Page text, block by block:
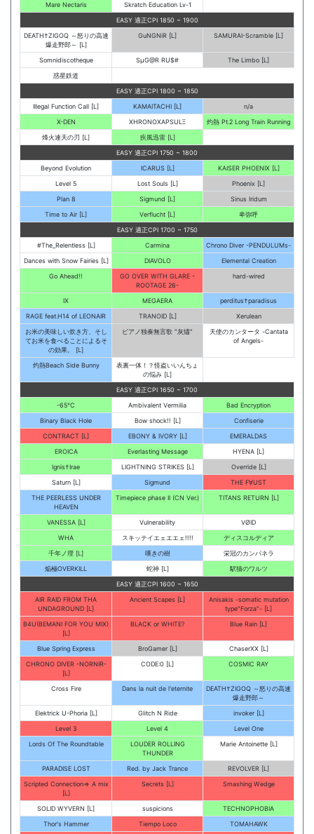
Mare Nectaris
Skratch Education Lv-1
EASY 適正CPI 1850 ~ 1900
DEATH†ZIGOQ ～怒りの高速
爆走野郎～ [L]
GuNGNiR [L] SAMURAI-Scramble [L]
Somnidiscotheque SμG@R RU$#
The Limbo [L]
惑星鉄道
EASY 適正CPI 1800 ~ 1850
Illegal Function Call [L]
KAMAITACHI [L]
n/a
X-DEN
XHRONOXAPSULΞ
灼熱 Pt.2 Long Train Running
烽火連天の刃 [L]
疾風迅雷 [L]
EASY 適正CPI 1750 ~ 1800
Beyond Evolution
ICARUS [L]
KAISER PHOENIX [L]
Level 5
Lost Souls [L]
Phoenix [L]
Plan 8
Sigmund [L]
Sinus Iridum
Time to Air [L]
Verflucht [L]
卑弥呼
EASY 適正CPI 1700 ~ 1750
#The_Relentless [L]
Carmina
Chrono Diver -PENDULUMs-
Dances with Snow Fairies [L]
DIAVOLO
Elemental Creation
Go Ahead!!
GO OVER WITH GLARE -
ROOTAGE 26-
hard-wired
IX MEGAERA
perditus†paradisus
RAGE feat.H14 of LEONAIR
TRANOID [L]
Xerulean
お米の美味しい炊き方、そし
てお米を食べることによるそ
の効果。 [L]
ピアノ独奏無言歌 "灰燼"
天使のカンタータ -Cantata
of Angels-
灼熱Beach Side Bunny
表裏一体！？怪盗いいんちょ
の悩み [L]
EASY 適正CPI 1650 ~ 1700
-65℃
Ambivalent Vermilia
Bad Encryption
Binary Black Hole
Bow shock!! [L]
Confiserie
CONTRACT [L]
EBONY & IVORY [L]
EMERALDAS
EROICA
Everlasting Message
HYENA [L]
Ignis†Irae
LIGHTNING STRIKES [L]
Override [L]
Saturn [L]
Sigmund
THE F∀UST
THE PEERLESS UNDER
HEAVEN
Timepiece phase II (CN Ver.) TITANS RETURN [L]
VANESSA [L] Vulnerability
VØID
WHA
スキッテイエェエエェ!!!!
ディスコルディア
千年ノ理 [L]
嘆きの樹
栄冠のカンパネラ
焔極OVERKILL
蛇神 [L]
駅猫のワルツ
EASY 適正CPI 1600 ~ 1650
AIR RAID FROM THA
UNDAGROUND [L]
Ancient Scapes [L]
Anisakis -somatic mutation
type"Forza"- [L]
B4U(BEMANI FOR YOU MIX)
[L]
BLACK or WHITE? Blue Rain [L]
Blue Spring Express BroGamer [L]
ChaserXX [L]
CHRONO DIVER -NORNIR-
[L]
CODE:0 [L] COSMIC RAY
Cross Fire Dans la nuit de l'eternite
DEATH†ZIGOQ ～怒りの高速
爆走野郎～
Elektrick U-Phoria [L]
Glitch N Ride
invoker [L]
Level 3
Level 4
Level One
Lords Of The Roundtable
LOUDER ROLLING
THUNDER
Marie Antoinette [L]
PARADISE LOST Red. by Jack Trance
REVOLVER [L]
Scripted Connection⇒ A mix
[L]
Secrets [L] Smashing Wedge
SOLID WYVERN [L] suspicions
TECHNOPHOBIA
Thor's Hammer
Tiempo Loco
TOMAHAWK